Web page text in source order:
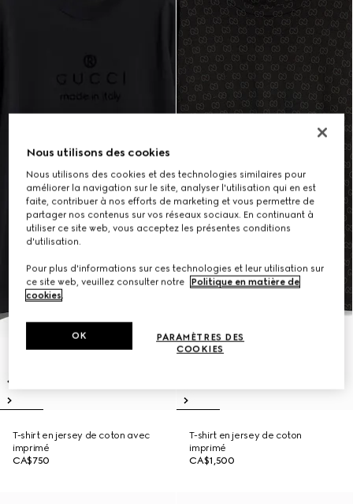
T-shirt en jersey de coton avec
imprimé
CA$750
T-shirt en jersey de coton
imprimé
CA$1,500
Nous utilisons des cookies
Nous utilisons des cookies et des technologies similaires pour
améliorer la navigation sur le site, analyser l'utilisation qui en est
faite, contribuer à nos efforts de marketing et vous permettre de
partager nos contenus sur vos réseaux sociaux. En continuant à
utiliser ce site web, vous acceptez les présentes conditions
d'utilisation.
Pour plus d'informations sur ces technologies et leur utilisation sur
ce site web, veuillez consulter notre
Politique en matière de
cookies.
PARAMÈTRES DES
COOKIES
OK